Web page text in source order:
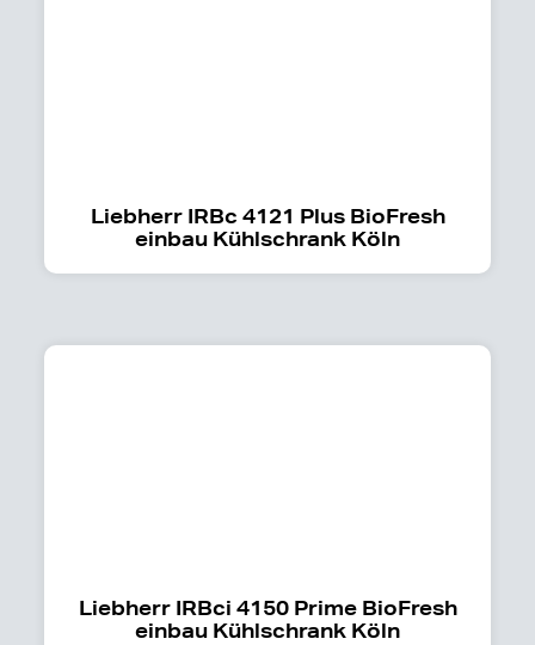
Liebherr IRBc 4121 Plus BioFresh
einbau Kühlschrank Köln
Liebherr IRBci 4150 Prime BioFresh
einbau Kühlschrank Köln